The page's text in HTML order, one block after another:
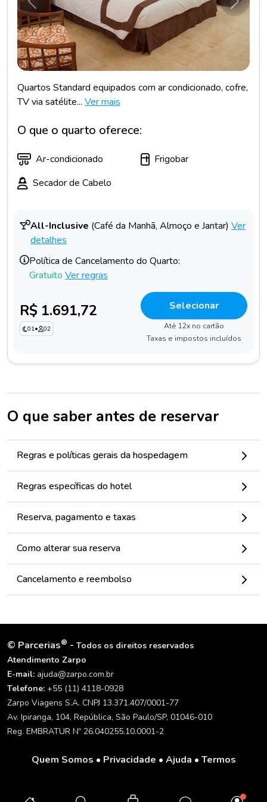
Anterior
Quartos Standard equipados com ar condicionado, cofre,
TV via satélite... Ver mais
O que o quarto oferece:
Ar-condicionado
Frigobar
Secador de Cabelo
All-Inclusive (Café da Manhã, Almoço e Jantar) Ver
detalhes
Política de Cancelamento do Quarto:
Gratuito Ver regras
R$ 1.691,72
01• 02
Selecionar
Até 12x no cartão
Taxas e impostos incluídos
O que saber antes de reservar
Regras e políticas gerais da hospedagem
Regras específicas do hotel
Reserva, pagamento e taxas
Como alterar sua reserva
Cancelamento e reembolso
© Parcerias® - Todos os direitos reservados
Atendimento Zarpo
E-mail: ajuda@zarpo.com.br
Telefone: +55 (11) 4118-0928
Zarpo Viagens S.A. CNPJ 13.371.407/0001-77
Av. Ipiranga, 104, República, São Paulo/SP, 01046-010
Reg. EMBRATUR Nº 26.040255.10.0001-2
Quem Somos • Privacidade • Ajuda • Termos